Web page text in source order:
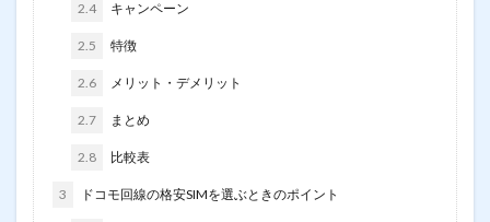
2.4 キャンペーン
2.5 特徴
2.6 メリット・デメリット
2.7 まとめ
2.8 比較表
3 ドコモ回線の格安SIMを選ぶときのポイント